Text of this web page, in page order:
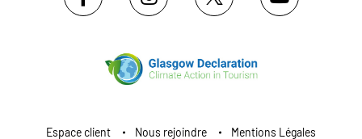
Espace client Nous rejoindre Mentions Légales